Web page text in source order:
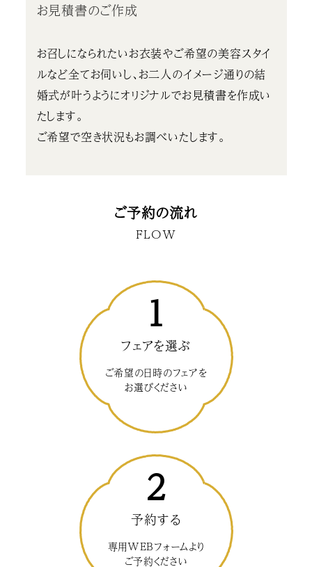
お見積書のご作成
お召しになられたいお衣装やご希望の美容スタイ
ルなど全てお伺いし、お二人のイメージ通りの結
婚式が叶うようにオリジナルでお見積書を作成い
たします。
ご希望で空き状況もお調べいたします。
ご予約の流れ
FLOW
1
フェアを選ぶ
ご希望の日時のフェアを
お選びください
2
予約する
専用WEBフォームより
ご予約ください